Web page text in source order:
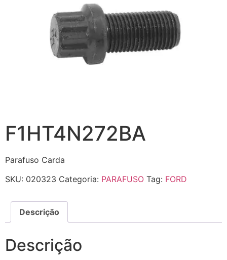
F1HT4N272BA
Parafuso Carda
SKU: 020323 Categoria: PARAFUSO Tag: FORD
Descrição
Descrição